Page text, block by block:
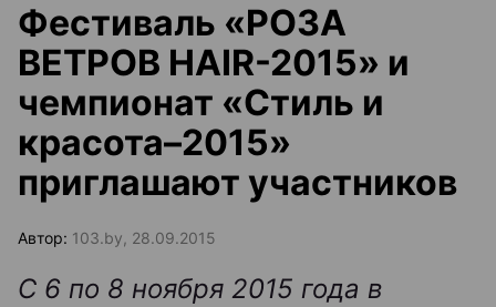
Фестиваль «РОЗА
ВЕТРОВ HAIR-2015» и
чемпионат «Стиль и
красота–2015»
приглашают участников
Автор: 103.by, 28.09.2015
С 6 по 8 ноября 2015 года в